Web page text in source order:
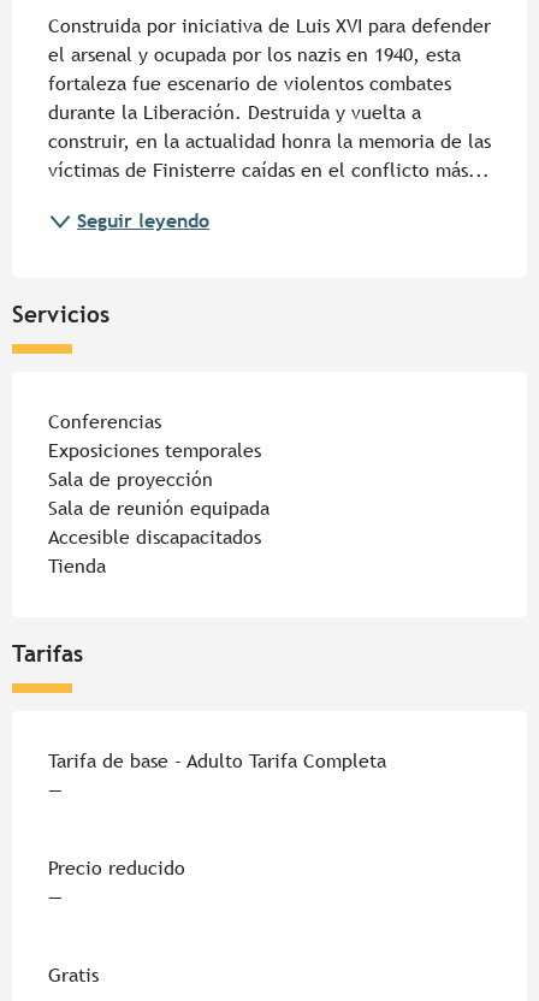
Construida por iniciativa de Luis XVI para defender
el arsenal y ocupada por los nazis en 1940, esta
fortaleza fue escenario de violentos combates
durante la Liberación. Destruida y vuelta a
construir, en la actualidad honra la memoria de las
víctimas de Finisterre caídas en el conflicto más...
Seguir leyendo
Servicios
Conferencias
Exposiciones temporales
Sala de proyección
Sala de reunión equipada
Accesible discapacitados
Tienda
Tarifas
Tarifas 2026
Tarifa de base - Adulto Tarifa Completa
—
Precio reducido
—
Gratis